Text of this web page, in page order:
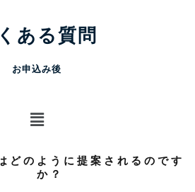
ある質問
お申込み後
メ
ニ
ー
どのように提案されるのです
か？